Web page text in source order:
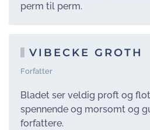
perm til perm.
VIBECKE GROTH
Forfatter
Bladet ser veldig proft og
spennende og morsomt og
forfattere.